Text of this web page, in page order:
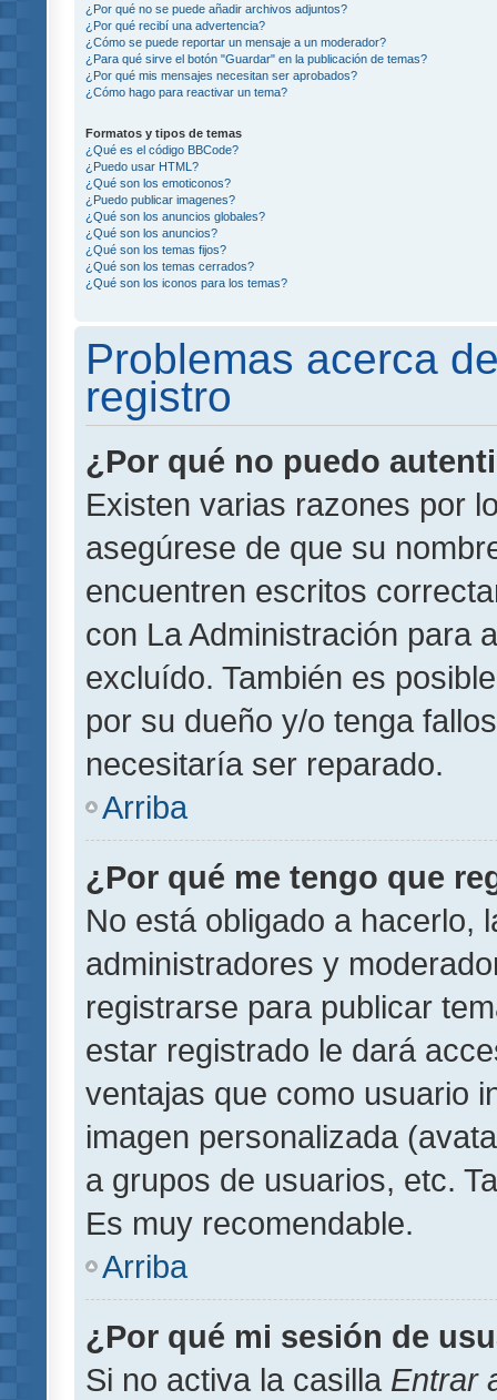
¿Por qué no se puede añadir archivos adjuntos?
¿Por qué recibí una advertencia?
¿Cómo se puede reportar un mensaje a un moderador?
¿Para qué sirve el botón "Guardar" en la publicación de temas?
¿Por qué mis mensajes necesitan ser aprobados?
¿Cómo hago para reactivar un tema?
Formatos y tipos de temas
¿Qué es el código BBCode?
¿Puedo usar HTML?
¿Qué son los emoticonos?
¿Puedo publicar imagenes?
¿Qué son los anuncios globales?
¿Qué son los anuncios?
¿Qué son los temas fijos?
¿Qué son los temas cerrados?
¿Qué son los iconos para los temas?
Problemas acerca
registro
¿Por qué no puedo
Existen varias razones por
asegúrese de que su
encuentren escritos
con La Administración para
excluído. También es
por su dueño y/o tenga
necesitaría ser reparado.
Arriba
¿Por qué me tengo que
No está obligado a hacerlo,
administradores y
registrarse para publicar
estar registrado le dará
ventajas que como usuario
imagen personalizada
a grupos de usuarios, etc.
Es muy recomendable.
Arriba
¿Por qué mi sesión de
Si no activa la casilla Entrar